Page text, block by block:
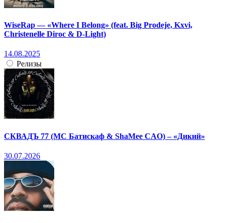
WiseRap — «Where I Belong» (feat. Big Prodeje, Kxvi,
Christenelle Diroc & D-Light)
14.08.2025
Релизы
СКВАДЪ 77 (МС Батискаф & ShaMee CAO) – «Дикий»
30.07.2026